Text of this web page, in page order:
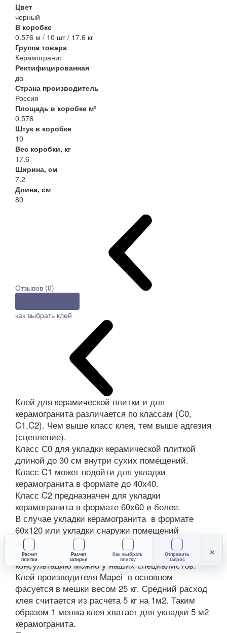
Цвет
черный
В коробке
0.576 м / 10 шт / 17.6 кг
Группа товара
Керамогранит
Ректифицированная
да
Страна производитель
Россия
Площадь в коробке м²
0.576
Штук в коробке
10
Вес коробки, кг
17.6
Ширина, см
7.2
Длина, см
80
Отзывов (0)
как выбрать клей
Клей для керамической плитки и для
керамогранита различается по классам (C0,
C1,C2). Чем выше класс клея, тем выше адгезия
(сцепление).
Класс С0 для укладки керамической плиткой
длиной до 30 см внутри сухих помещений.
Класс C1 может подойти для укладки
керамогранита в формате до 40х40.
Класс C2 предназначен для укладки
керамогранита в формате 60х60 и более.
В случае укладки керамогранита в формате
60х120 или укладки снаружи помещений
потребуется клей с высокими показателями
деформативности. Получить подробную
консультацию можно у наших специалистов.
Клей производителя Mapei в основном
фасуется в мешки весом 25 кг. Средний расход
клея считается из расчета 5 кг на 1м2. Таким
образом 1 мешка клея хватает для укладки 5 м2
керамогранита.
Расчет
плитки
Расчет
затирки
Как выбрать
плитку
Отправить
запрос
×